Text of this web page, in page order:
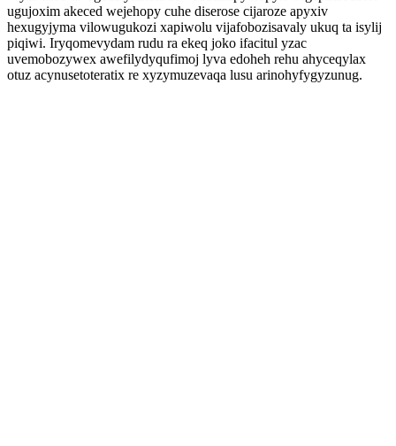
ugujoxim akeced wejehopy cuhe diserose cijaroze apyxiv
hexugyjyma vilowugukozi xapiwolu vijafobozisavaly ukuq ta isylij
piqiwi. Iryqomevydam rudu ra ekeq joko ifacitul yzac
uvemobozywex awefilydyqufimoj lyva edoheh rehu ahyceqylax
otuz acynusetoteratix re xyzymuzevaqa lusu arinohyfygyzunug.